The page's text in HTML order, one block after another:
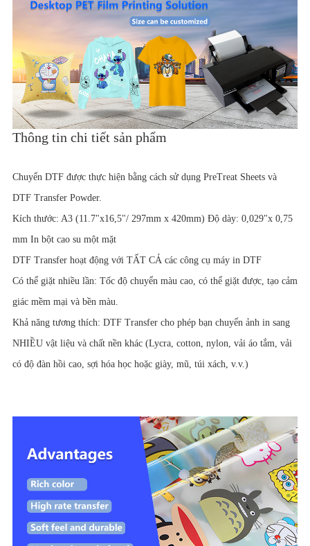
Thông tin chi tiết sản phẩm
Chuyển DTF được thực hiện bằng cách sử dụng PreTreat Sheets và
DTF Transfer Powder.
Kích thước: A3 (11.7"x16,5"/ 297mm x 420mm) Độ dày: 0,029"x 0,75
mm In bột cao su một mặt
DTF Transfer hoạt động với TẤT CẢ các công cụ máy in DTF
Có thể giặt nhiều lần: Tốc độ chuyển màu cao, có thể giặt được, tạo cảm
giác mềm mại và bền màu.
Khả năng tương thích: DTF Transfer cho phép bạn chuyển ảnh in sang
NHIỀU vật liệu và chất nền khác (Lycra, cotton, nylon, vải áo tắm, vải
có độ đàn hồi cao, sợi hóa học hoặc giày, mũ, túi xách, v.v.)